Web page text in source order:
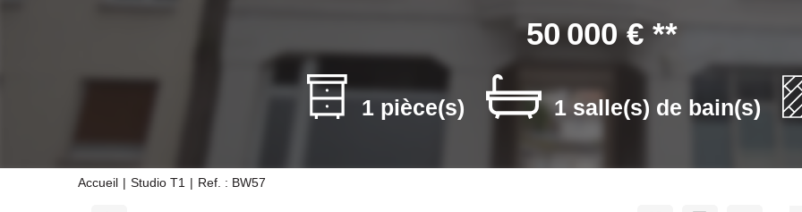
50 000 €**
1 pièce(s) 1 salle(s) de bain(s)
Accueil Studio T1 Ref. : BW57